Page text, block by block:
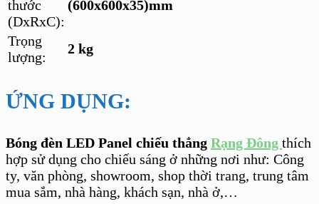
thước
(DxRxC):
(600x600x35)mm
Trọng
lượng:
2 kg
ỨNG DỤNG:
Bóng đèn LED Panel chiếu thẳng Rạng Đông thích
hợp sử dụng cho chiếu sáng ở những nơi như: Công
ty, văn phòng, showroom, shop thời trang, trung tâm
mua sắm, nhà hàng, khách sạn, nhà ở,…